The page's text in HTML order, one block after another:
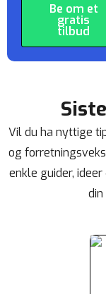
Be om et
gratis
tilbud
Vil du ha nyttige
og
enkle guider,